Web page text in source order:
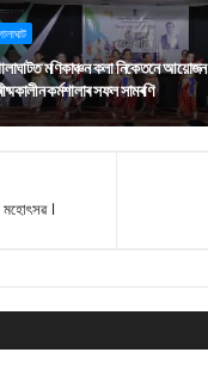
মণিকাঞ্চন কলা নিকেতনে আয়োজন
কৰ্মশালাৰ সফল সামৰণি
মহোৎসৱ ।